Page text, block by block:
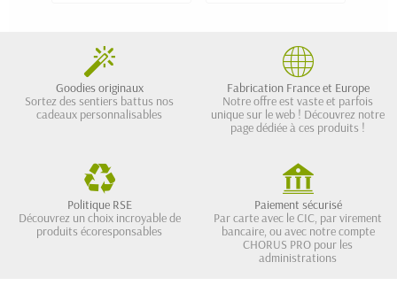
Goodies originaux
Sortez des sentiers battus nos
cadeaux personnalisables
Fabrication France et Europe
Notre offre est vaste et parfois
unique sur le web ! Découvrez notre
page dédiée à ces produits !
Politique RSE
Découvrez un choix incroyable de
produits écoresponsables
Paiement sécurisé
Par carte avec le CIC, par virement
bancaire, ou avec notre compte
CHORUS PRO pour les
administrations